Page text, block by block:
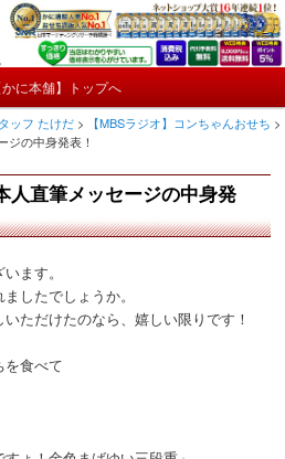
たくじょー！】
ろ情報や興味深い記事をお届けします。
に本舗】トップへ
ッフ たけだ > 【MBSラジオ】コンちゃんおせち >
の中身発表！
直筆メッセージの中身発
ます。
したでしょうか。
ただけたのなら、嬉しい限りです！
を食べて